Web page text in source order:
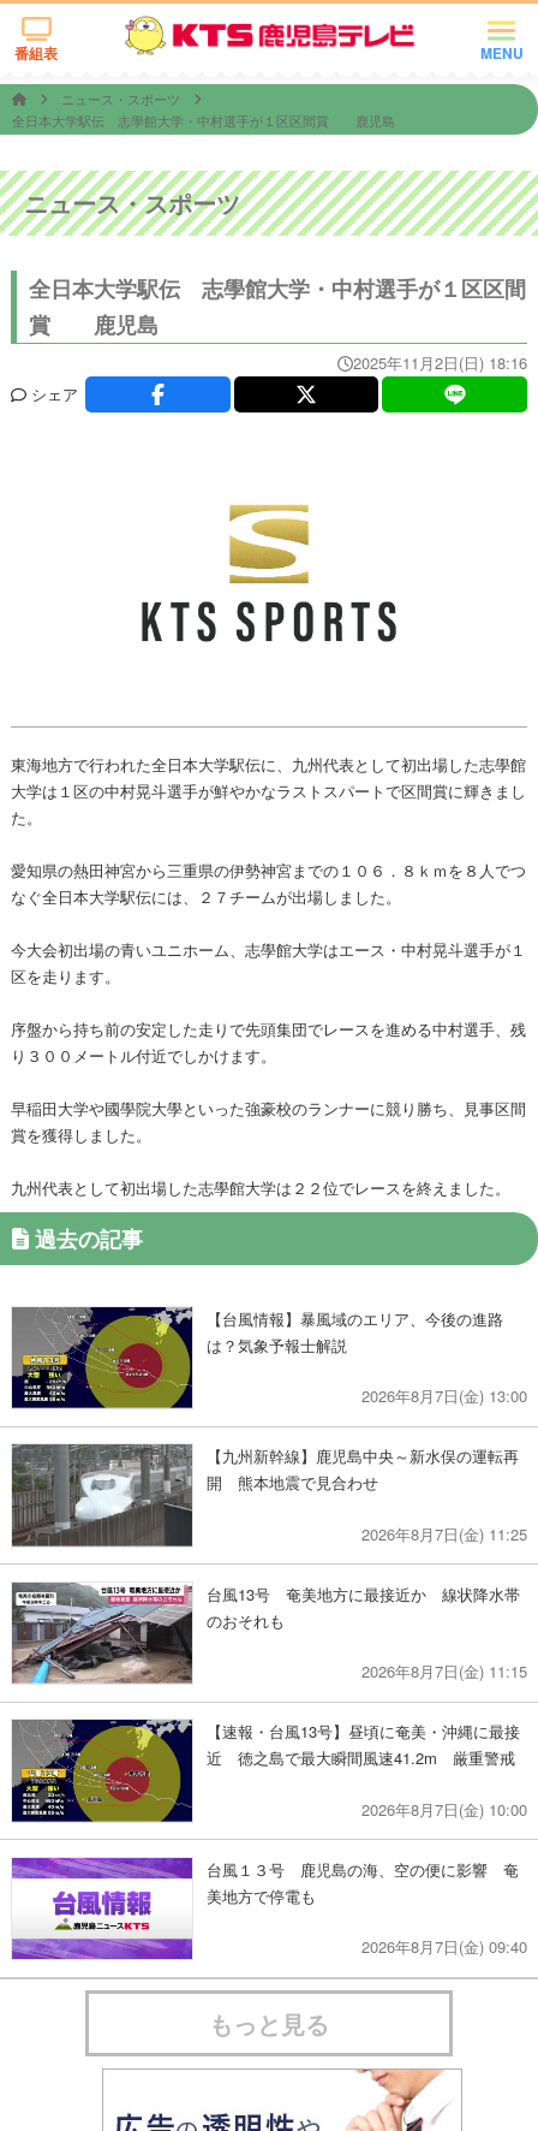
MENU
番組表
ニュース・スポーツ
全日本大学駅伝 志學館大学・中村選手が１区区間賞 鹿児島
ニュース・スポーツ
全日本大学駅伝 志學館大学・中村選手が１区区間
賞 鹿児島
2025年11月2日(日) 18:16
シェア
東海地方で行われた全日本大学駅伝に、九州代表として初出場した志學館
大学は１区の中村晃斗選手が鮮やかなラストスパートで区間賞に輝きまし
た。
愛知県の熱田神宮から三重県の伊勢神宮までの１０６．８ｋｍを８人でつ
なぐ全日本大学駅伝には、２７チームが出場しました。
今大会初出場の青いユニホーム、志學館大学はエース・中村晃斗選手が１
区を走ります。
序盤から持ち前の安定した走りで先頭集団でレースを進める中村選手、残
り３００メートル付近でしかけます。
早稲田大学や國學院大學といった強豪校のランナーに競り勝ち、見事区間
賞を獲得しました。
九州代表として初出場した志學館大学は２２位でレースを終えました。
過去の記事
【台風情報】暴風域のエリア、今後の進路
は？気象予報士解説
2026年8月7日(金) 13:00
【九州新幹線】鹿児島中央～新水俣の運転再
開 熊本地震で見合わせ
2026年8月7日(金) 11:25
台風13号 奄美地方に最接近か 線状降水帯
のおそれも
2026年8月7日(金) 11:15
【速報・台風13号】昼頃に奄美・沖縄に最接
近 徳之島で最大瞬間風速41.2m 厳重警戒
2026年8月7日(金) 10:00
台風１３号 鹿児島の海、空の便に影響 奄
美地方で停電も
2026年8月7日(金) 09:40
もっと見る